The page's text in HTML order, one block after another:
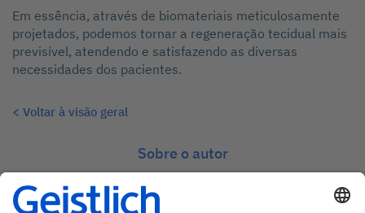
Em essência, através de biomateriais meticulosamente
projetados, podemos tornar a regeneração tecidual mais
previsível, atendendo e satisfazendo as diversas
necessidades dos pacientes.
< Voltar à visão geral
Sobre o autor
Niklaus Stiefel | Suíça